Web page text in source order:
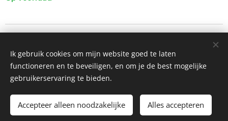
©2019 Painted by Me / Heart 4 Art, alle rechten voorbehouden
voor de kunst
Ik gebruik cookies om mijn website goed te laten
functioneren en te beveiligen, en om je de best mogelijke
gebruikerservaring te bieden.
Accepteer alleen noodzakelijke Alles accepteren